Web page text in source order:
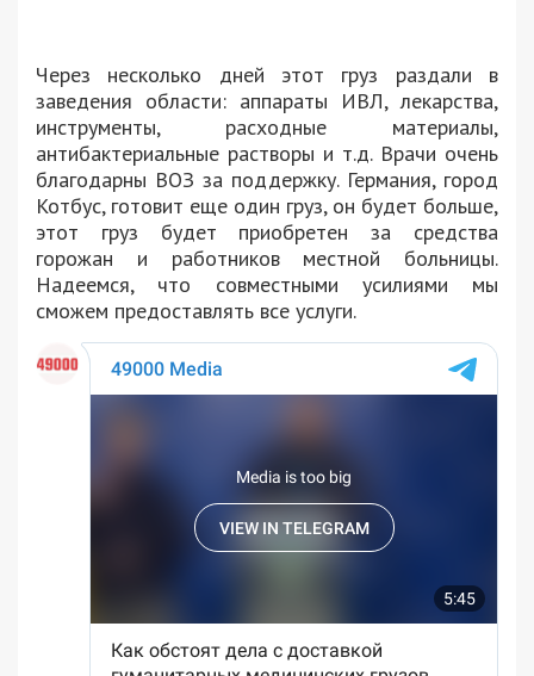
Через несколько дней этот груз раздали в
заведения области: аппараты ИВЛ, лекарства,
инструменты, расходные материалы,
антибактериальные растворы и т.д. Врачи очень
благодарны ВОЗ за поддержку. Германия, город
Котбус, готовит еще один груз, он будет больше,
этот груз будет приобретен за средства
горожан и работников местной больницы.
Надеемся, что совместными усилиями мы
сможем предоставлять все услуги.